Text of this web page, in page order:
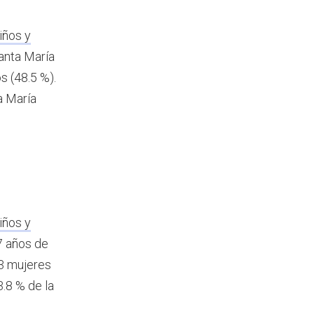
y
María
(48.5 %).
María
y
años de
mujeres
% de la